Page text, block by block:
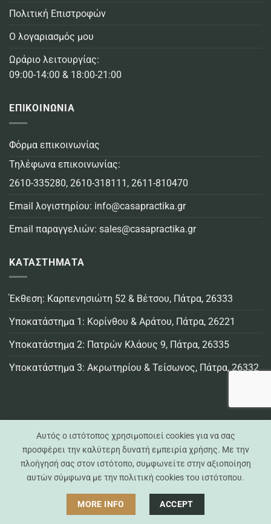
Πολιτική Επιστροφών
Ο λογαριασμός μου
Ωράριο λειτουργίας:
09:00-14:00 & 18:00-21:00
ΕΠΙΚΟΙΝΩΝΙΑ
Φόρμα επικοινωνίας
Τηλέφωνα επικοινωνίας:
2610-335280, 2610-318111 , 2611-810470
Email λογιστηρίου: info@casapractika.gr
Email παραγγελιών: sales@casapractika.gr
ΚΑΤΑΣΤΗΜΑΤΑ
Έκθεση: Καρπενησιώτη 52 & Βέτσου, Πάτρα, 26333
Υποκατάστημα 1: Κορίνθου & Αράτου, Πάτρα, 26221
Υποκατάστημα 2: Πατρών Κλάους 9, Πάτρα, 26335
Υποκατάστημα 3: Ακρωτηρίου & Τείσωνος, Πάτρα, 26332
MasterCardCredit
Bank
Cash
Casa Practika © 2021 -2026 - All Rights Reserved
Created by
Exelixisnet
Αυτός ο ιστότοπος χρησιμοποιεί cookies για να σας
προσφέρει την καλύτερη δυνατή εμπειρία χρήσης. Με την
πλοήγησή σας στον ιστότοπο, συμφωνείτε στην αξιοποίηση
αυτών σύμφωνα με την πολιτική cookies του ιστότοπου.
MORE INFO ACCEPT